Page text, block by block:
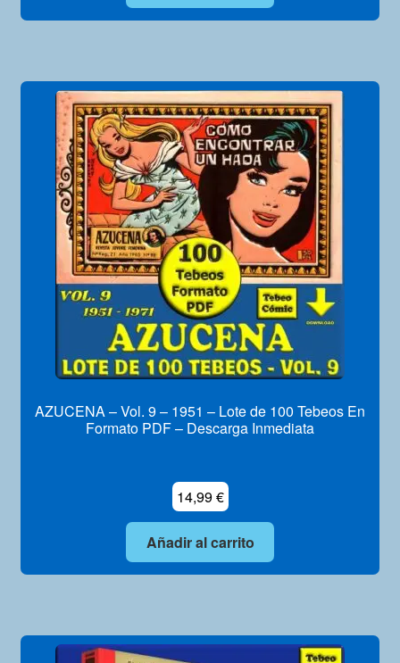
AZUCENA – Vol. 9 – 1951 – Lote de 100 Tebeos En
Formato PDF – Descarga Inmediata
14,99€
Añadir al carrito